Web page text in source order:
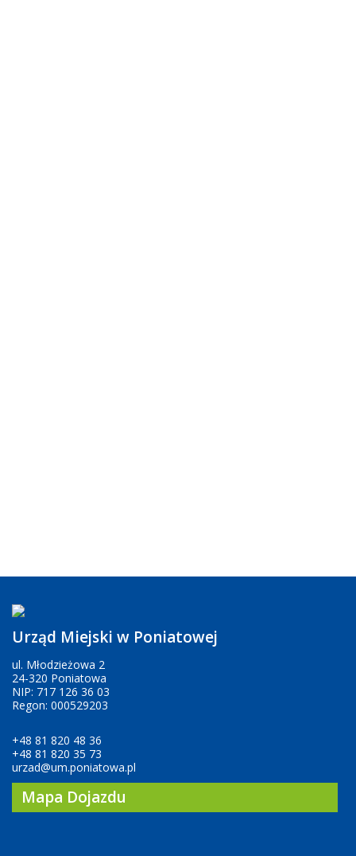
Urząd Miejski w Poniatowej
ul. Młodzieżowa 2
24-320 Poniatowa
NIP: 717 126 36 03
Regon: 000529203
+48 81 820 48 36
+48 81 820 35 73
urzad@um.poniatowa.pl
Mapa Dojazdu